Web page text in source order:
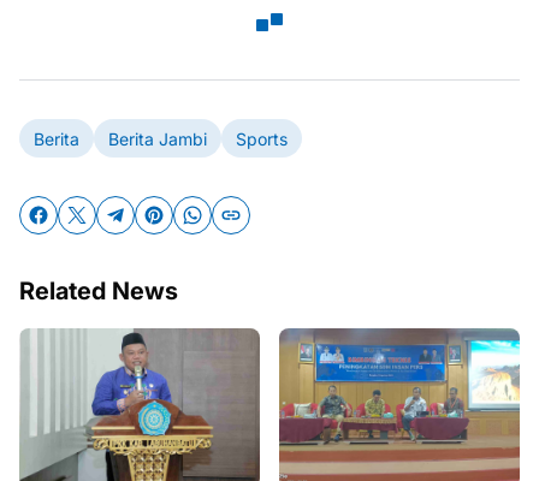
Berita Berita Jambi Sports
Related News